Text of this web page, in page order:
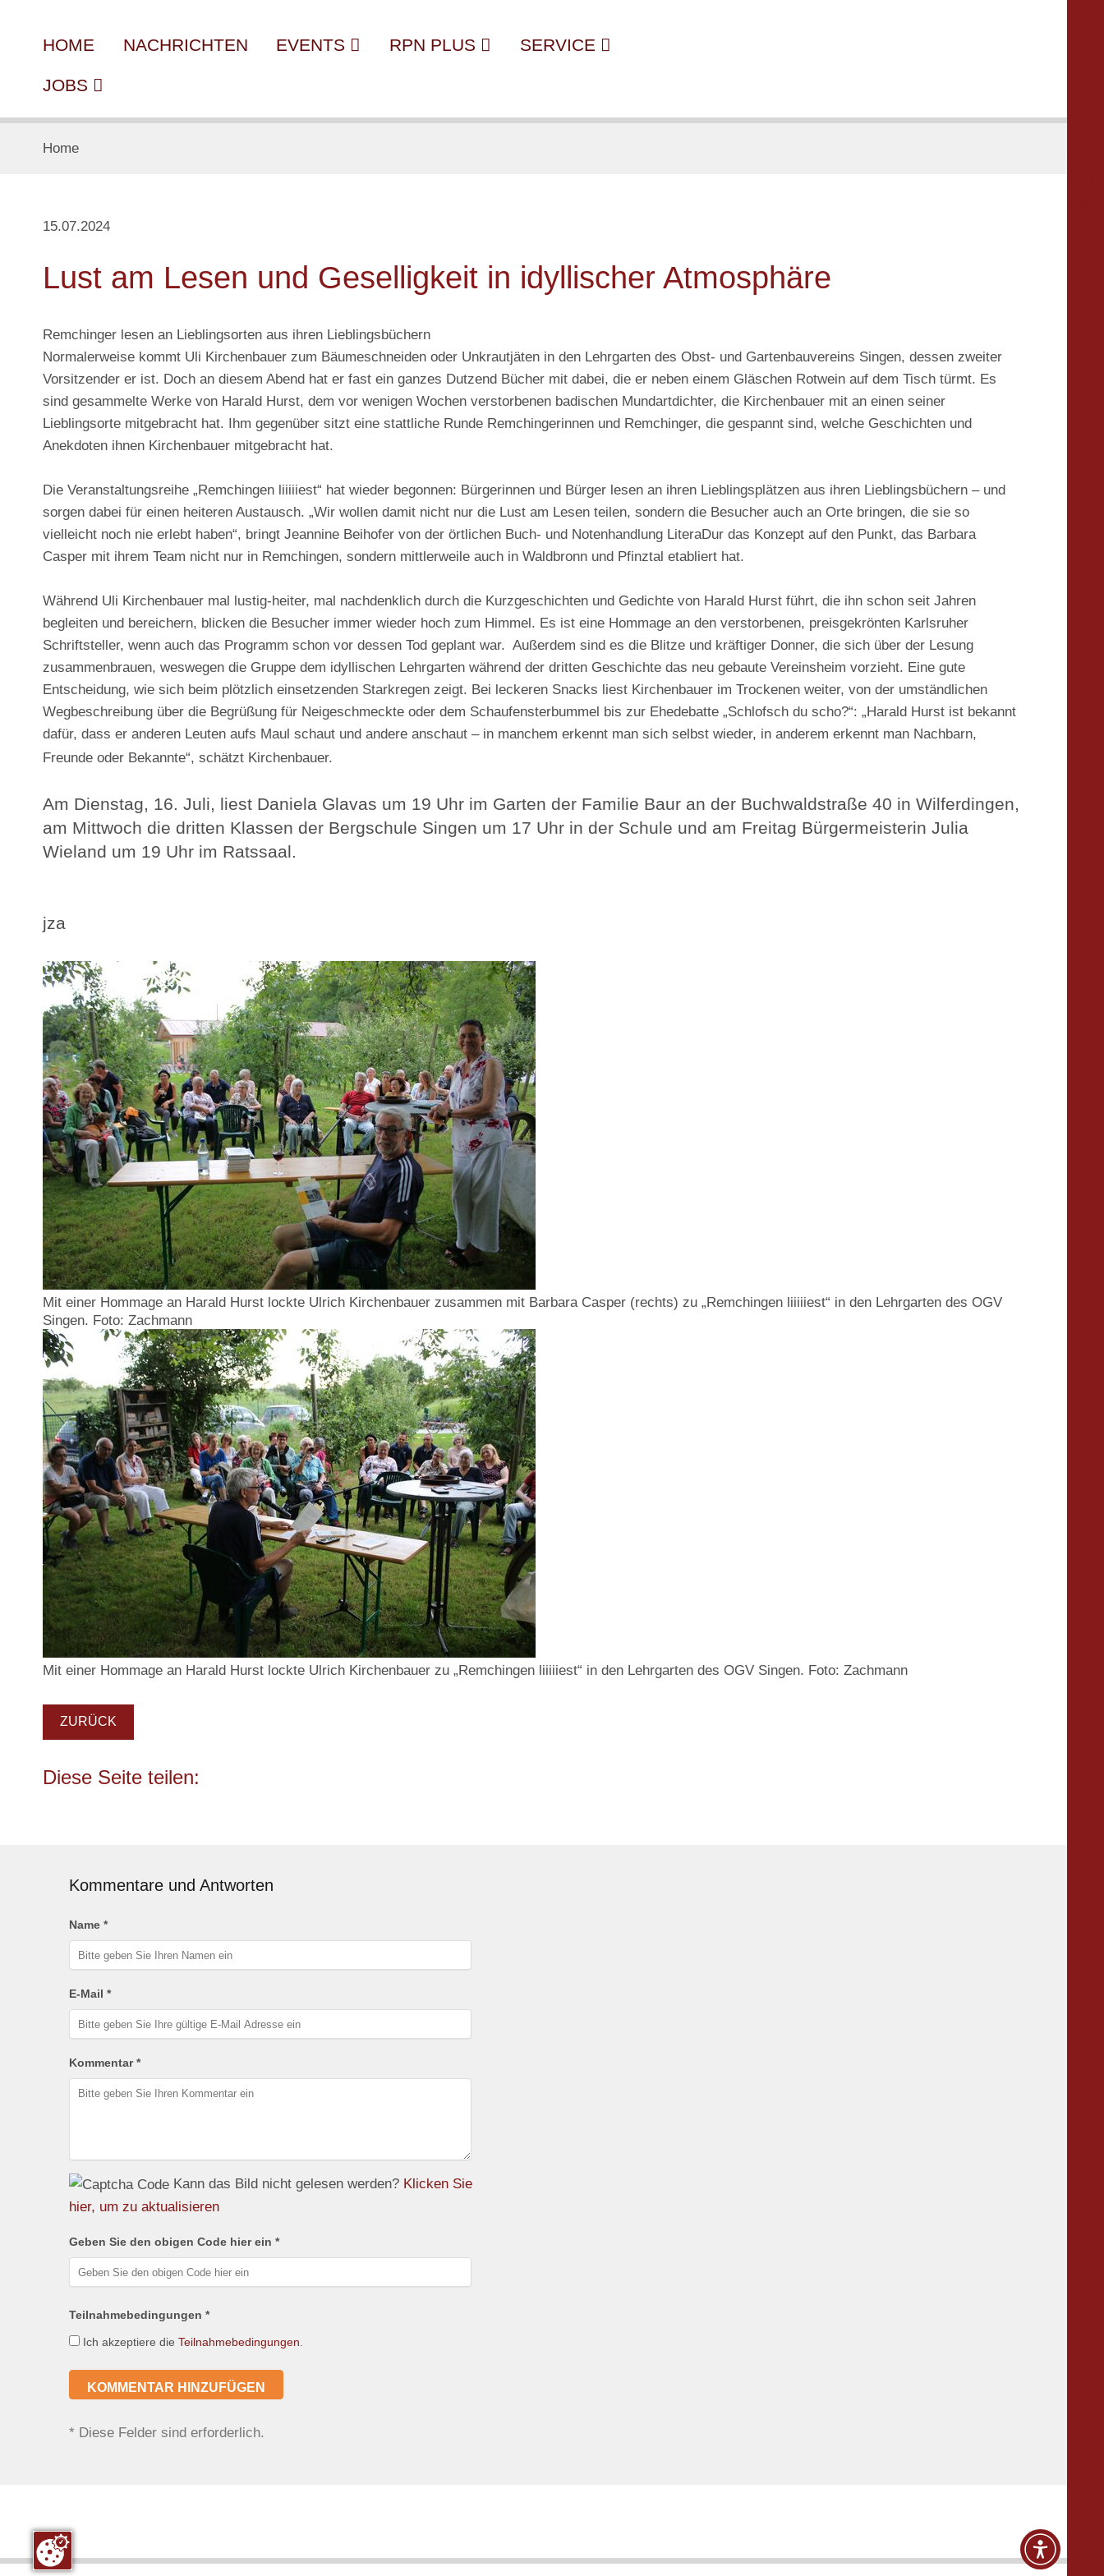
HOME NACHRICHTEN EVENTS RPN PLUS SERVICE
JOBS
Home
15.07.2024
Lust am Lesen und Geselligkeit in idyllischer Atmosphäre
Remchinger lesen an Lieblingsorten aus ihren Lieblingsbüchern
Normalerweise kommt Uli Kirchenbauer zum Bäumeschneiden oder Unkrautjäten in den Lehrgarten des Obst- und Gartenbauvereins Singen, dessen zweiter
Vorsitzender er ist. Doch an diesem Abend hat er fast ein ganzes Dutzend Bücher mit dabei, die er neben einem Gläschen Rotwein auf dem Tisch türmt. Es
sind gesammelte Werke von Harald Hurst, dem vor wenigen Wochen verstorbenen badischen Mundartdichter, die Kirchenbauer mit an einen seiner
Lieblingsorte mitgebracht hat. Ihm gegenüber sitzt eine stattliche Runde Remchingerinnen und Remchinger, die gespannt sind, welche Geschichten und
Anekdoten ihnen Kirchenbauer mitgebracht hat.
Die Veranstaltungsreihe „Remchingen liiiiiest“ hat wieder begonnen: Bürgerinnen und Bürger lesen an ihren Lieblingsplätzen aus ihren Lieblingsbüchern – und
sorgen dabei für einen heiteren Austausch. „Wir wollen damit nicht nur die Lust am Lesen teilen, sondern die Besucher auch an Orte bringen, die sie so
vielleicht noch nie erlebt haben“, bringt Jeannine Beihofer von der örtlichen Buch- und Notenhandlung LiteraDur das Konzept auf den Punkt, das Barbara
Casper mit ihrem Team nicht nur in Remchingen, sondern mittlerweile auch in Waldbronn und Pfinztal etabliert hat.
Während Uli Kirchenbauer mal lustig-heiter, mal nachdenklich durch die Kurzgeschichten und Gedichte von Harald Hurst führt, die ihn schon seit Jahren
begleiten und bereichern, blicken die Besucher immer wieder hoch zum Himmel. Es ist eine Hommage an den verstorbenen, preisgekrönten Karlsruher
Schriftsteller, wenn auch das Programm schon vor dessen Tod geplant war. Außerdem sind es die Blitze und kräftiger Donner, die sich über der Lesung
zusammenbrauen, weswegen die Gruppe dem idyllischen Lehrgarten während der dritten Geschichte das neu gebaute Vereinsheim vorzieht. Eine gute
Entscheidung, wie sich beim plötzlich einsetzenden Starkregen zeigt. Bei leckeren Snacks liest Kirchenbauer im Trockenen weiter, von der umständlichen
Wegbeschreibung über die Begrüßung für Neigeschmeckte oder dem Schaufensterbummel bis zur Ehedebatte „Schlofsch du scho?“: „Harald Hurst ist bekannt
dafür, dass er anderen Leuten aufs Maul schaut und andere anschaut – in manchem erkennt man sich selbst wieder, in anderem erkennt man Nachbarn,
Freunde oder Bekannte“, schätzt Kirchenbauer.
Am Dienstag, 16. Juli, liest Daniela Glavas um 19 Uhr im Garten der Familie Baur an der Buchwaldstraße 40 in Wilferdingen,
am Mittwoch die dritten Klassen der Bergschule Singen um 17 Uhr in der Schule und am Freitag Bürgermeisterin Julia
Wieland um 19 Uhr im Ratssaal.
jza
Mit einer Hommage an Harald Hurst lockte Ulrich Kirchenbauer zusammen mit Barbara Casper (rechts) zu „Remchingen liiiiiest“ in den Lehrgarten des OGV
Singen. Foto: Zachmann
Mit einer Hommage an Harald Hurst lockte Ulrich Kirchenbauer zu „Remchingen liiiiiest“ in den Lehrgarten des OGV Singen. Foto: Zachmann
ZURÜCK
Kommentare und Antworten
Name *
E-Mail *
Kommentar *
Kann das Bild nicht gelesen werden? Klicken Sie
hier, um zu aktualisieren
Geben Sie den obigen Code hier ein *
Teilnahmebedingungen *
Ich akzeptiere die Teilnahmebedingungen
* Diese Felder sind erforderlich.